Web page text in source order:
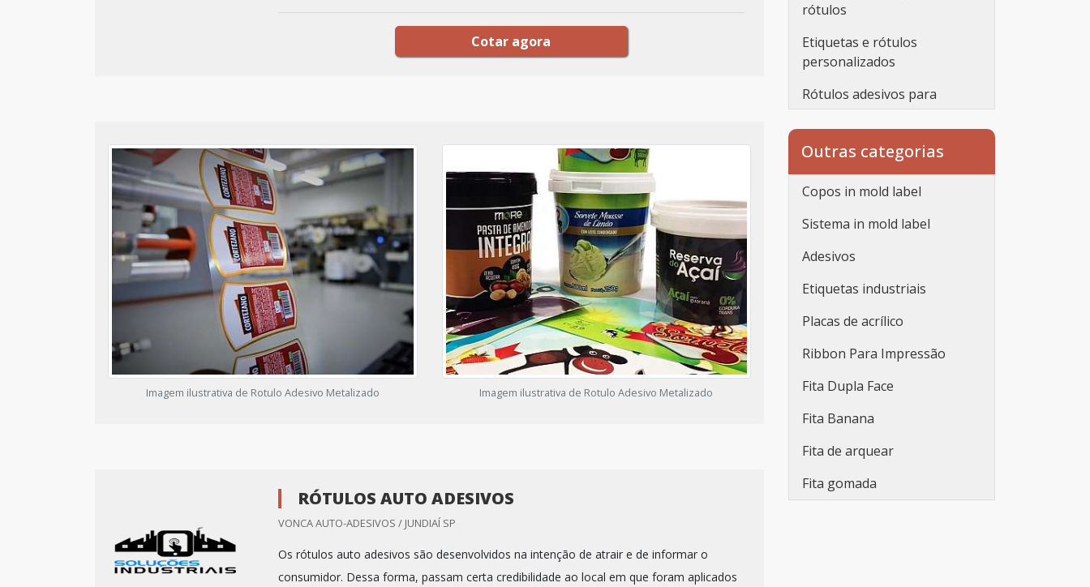
Cotar agora
Imagem ilustrativa de Rotulo Adesivo Metalizado Imagem ilustrativa de Rotulo Adesivo Metalizado
RÓTULOS AUTO ADESIVOS
VONCA AUTO-ADESIVOS / JUNDIAÍ SP
Os rótulos auto adesivos são desenvolvidos na intenção de atrair e de informar o
consumidor. Dessa forma, passam certa credibilidade ao local em que foram aplicados
rótulos
Etiquetas e rótulos
personalizados
Rótulos adesivos para
embalagens
Rótulos adesivos
Rótulos personalizados
adesivos
Rótulos plásticos adesivos
Rótulos adesivos e etiquetas
Rótulos adesivos para
Empresa fabricante de
rótulos
Fabricantes de rótulos
adesivos
Outras categorias
Copos in mold label
Sistema in mold label
Adesivos
Etiquetas industriais
Placas de acrílico
Ribbon Para Impressão
Fita Dupla Face
Fita Banana
Fita de arquear
Fita gomada